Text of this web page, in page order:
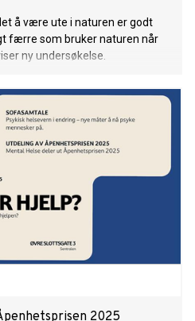
å være ute i naturen er godt
færre som bruker naturen når
ny undersøkelse.
2025